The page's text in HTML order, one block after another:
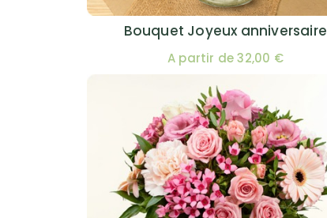
Bouquet Joyeux anniversaire
A partir de 32,00 €